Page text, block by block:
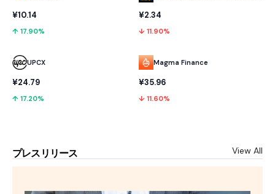
¥10.14
↑ 17.90%
UPCX
¥24.79
↑ 17.20%
¥2.34
↓ 11.90%
Magma Finance
¥35.96
↓ 11.60%
プレスリリース View All